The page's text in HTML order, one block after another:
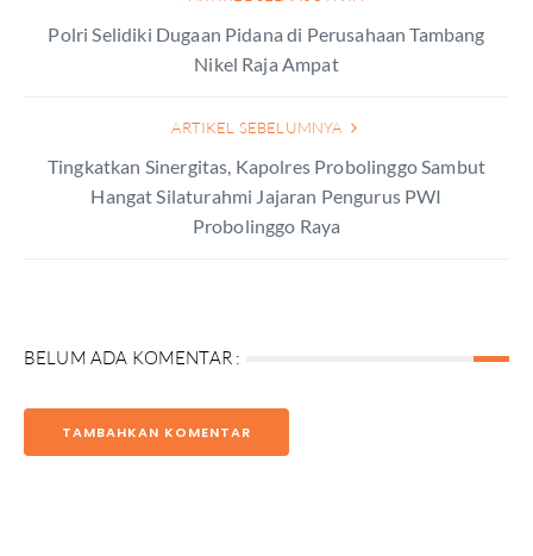
Polri Selidiki Dugaan Pidana di Perusahaan Tambang
Nikel Raja Ampat
ARTIKEL SEBELUMNYA
Tingkatkan Sinergitas, Kapolres Probolinggo Sambut
Hangat Silaturahmi Jajaran Pengurus PWI
Probolinggo Raya
BELUM ADA KOMENTAR :
TAMBAHKAN KOMENTAR